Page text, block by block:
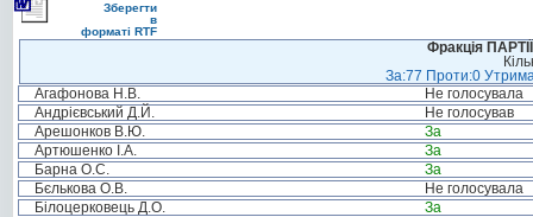
Зберегти
в
форматі RTF
Фракція
За:77 Проти:0
Агафонова Н.В.
Не голосувала
Андрієвський Д.Й.
Не голосував
Арешонков В.Ю.
За
Артюшенко І.А.
За
Барна О.С.
За
Бєлькова О.В.
Не голосувала
Білоцерковець Д.О.
За